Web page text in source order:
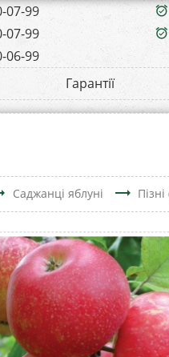
07-99
07-99
06-99
alarm_on
alarm_on
Гарантії
Саджанці яблуні trending_flat